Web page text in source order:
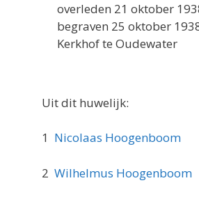
overleden 21 oktober
begraven 25 oktober
Kerkhof te Oudewater
Uit dit huwelijk:
1 Nicolaas Hoogenboom
2 Wilhelmus Hoogenboom